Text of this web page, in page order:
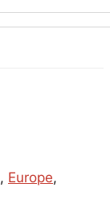
, Europe,